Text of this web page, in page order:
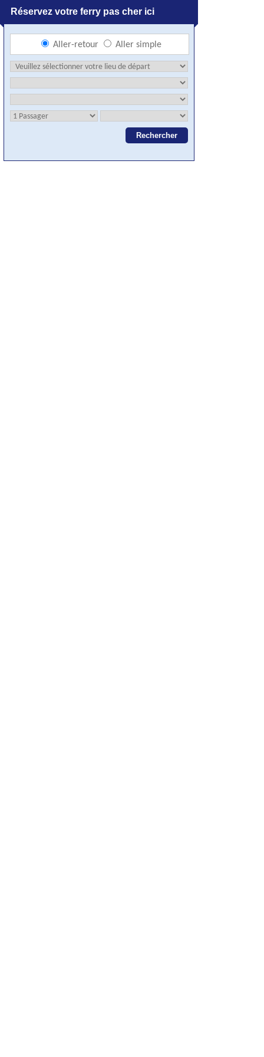
Réservez votre ferry pas cher ici
Aller-retour Aller simple